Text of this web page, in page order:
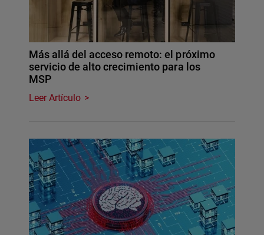
Más allá del acceso remoto: el próximo
servicio de alto crecimiento para los
MSP
Leer Artículo